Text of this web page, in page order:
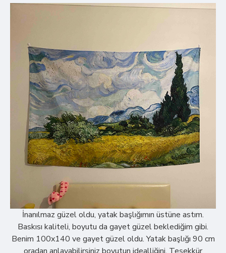
İnanılmaz güzel oldu, yatak başlığımın üstüne astım.
Baskısı kaliteli, boyutu da gayet güzel beklediğim gibi.
Benim 100x140 ve gayet güzel oldu. Yatak başlığı 90 cm